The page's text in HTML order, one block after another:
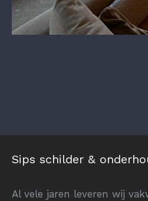
Sips schilder &
Al vele jaren leveren wij